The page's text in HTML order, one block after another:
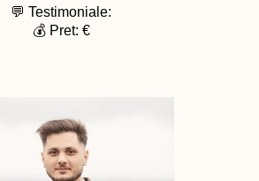
💬 Testimoniale:
💰 Pret: €